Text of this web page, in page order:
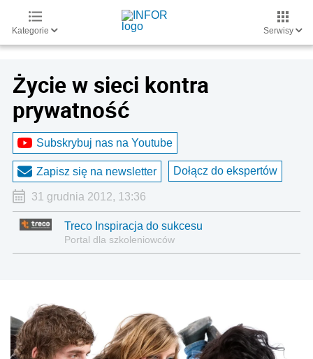
Kategorie Serwisy
Życie w sieci kontra
prywatność
Subskrybuj nas na Youtube
Zapisz się na newsletter Dołącz do ekspertów
31 grudnia 2012, 13:36
Treco Inspiracja do sukcesu
Portal dla szkoleniowców